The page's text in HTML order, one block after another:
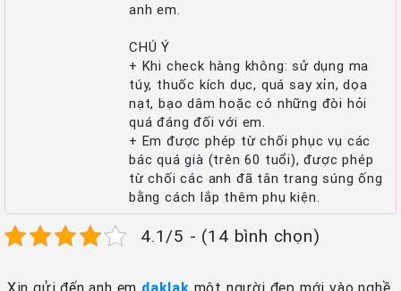
anh em.
CHÚ Ý
+ Khi check hàng không: sử dụng ma
túy, thuốc kích dục, quá say xỉn, dọa
nạt, bạo dâm hoặc có những đòi hỏi
quá đáng đối với em.
+ Em được phép từ chối phục vụ các
bác quá già (trên 60 tuổi), được phép
từ chối các anh đã tân trang súng ống
bằng cách lắp thêm phụ kiện.
4.1/5 - (14 bình chọn)
Xin gửi đến anh em daklak một người đẹp mới vào nghề,